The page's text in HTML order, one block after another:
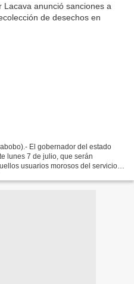
El gobernador del estado
lunes 7 de julio, que serán
usuarios morosos del servicio